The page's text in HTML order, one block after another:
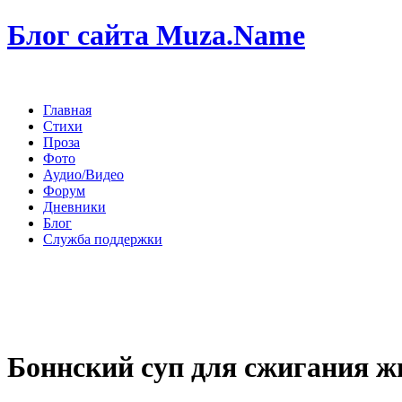
Блог сайта Muza.Name
Главная
Стихи
Проза
Фото
Аудио/Видео
Форум
Дневники
Блог
Служба поддержки
Боннский суп для сжигания